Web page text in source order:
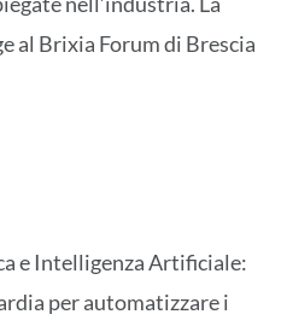
al Brixia Forum di Brescia
e Intelligenza Artificiale:
per automatizzare i